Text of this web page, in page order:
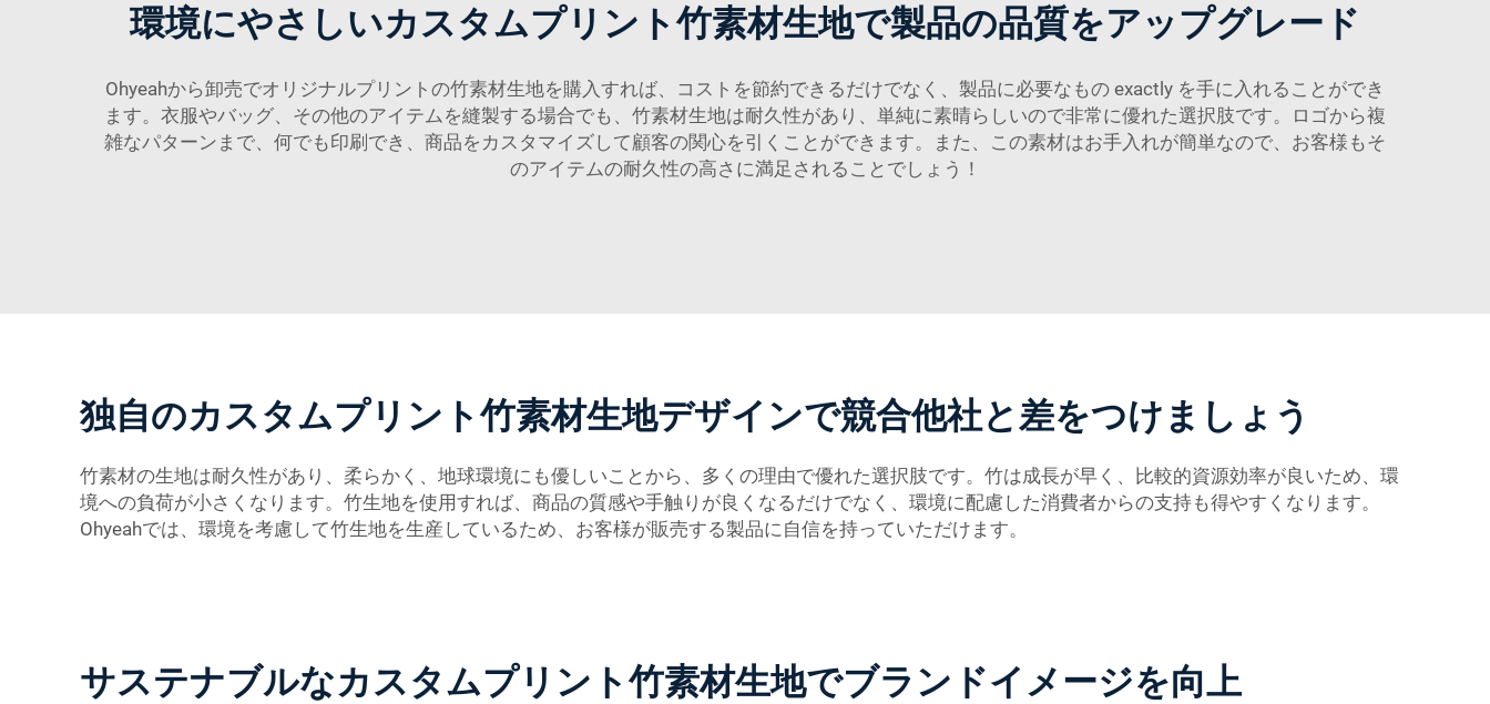
環境にやさしいカスタムプリント竹素材生地で製品の品質をアップグレード
Ohyeahから卸売でオリジナルプリントの竹素材生地を購入すれば、コストを節約できるだけでなく、製品に必要なもの exactly を手に入れることができ
ます。衣服やバッグ、その他のアイテムを縫製する場合でも、竹素材生地は耐久性があり、単純に素晴らしいので非常に優れた選択肢です。ロゴから複
雑なパターンまで、何でも印刷でき、商品をカスタマイズして顧客の関心を引くことができます。また、この素材はお手入れが簡単なので、お客様もそ
のアイテムの耐久性の高さに満足されることでしょう！
独自のカスタムプリント竹素材生地デザインで競合他社と差をつけましょう
竹素材の生地は耐久性があり、柔らかく、地球環境にも優しいことから、多くの理由で優れた選択肢です。竹は成長が早く、比較的資源効率が良いため、環
境への負荷が小さくなります。竹生地を使用すれば、商品の質感や手触りが良くなるだけでなく、環境に配慮した消費者からの支持も得やすくなります。
Ohyeahでは、環境を考慮して竹生地を生産しているため、お客様が販売する製品に自信を持っていただけます。
サステナブルなカスタムプリント竹素材生地でブランドイメージを向上